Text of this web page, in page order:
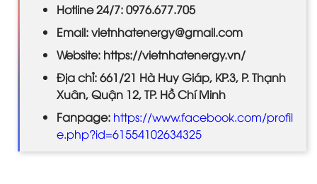
Hotline 24/7: 0976.677.705
Email: vietnhatenergy@gmail.com
Website: https://vietnhatenergy.vn/
Địa chỉ: 661/21 Hà Huy Giáp, KP.3, P. Thạnh
Xuân, Quận 12, TP. Hồ Chí Minh
Fanpage: https://www.facebook.com/profil
e.php?id=61554102634325